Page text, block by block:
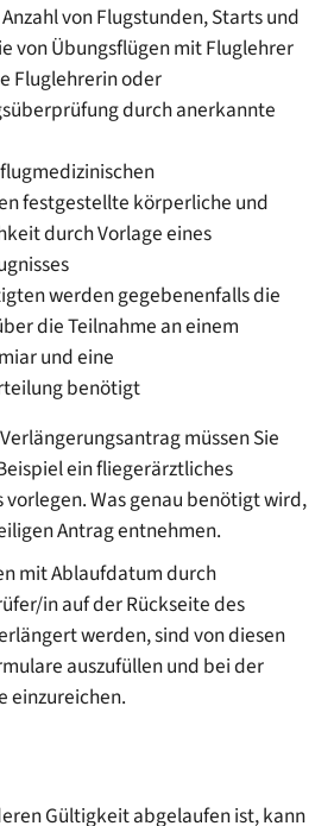
von Flugstunden, Starts und
von Übungsflügen mit Fluglehrer
Fluglehrerin oder
durch anerkannte
festgestellte körperliche und
durch Vorlage eines
werden gegebenenfalls die
die Teilnahme an einem
und eine
benötigt
müssen Sie
ein fliegerärztliches
vorlegen. Was genau benötigt wird,
Antrag entnehmen.
mit Ablaufdatum durch
in auf der Rückseite des
werden, sind von diesen
auszufüllen und bei der
einzureichen.
Gültigkeit abgelaufen ist, kann